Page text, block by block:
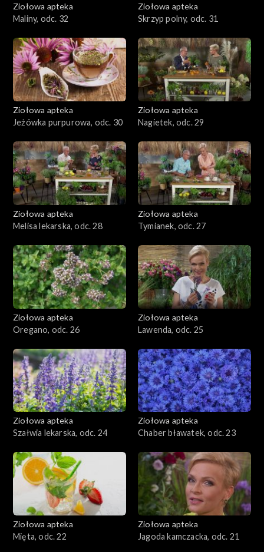
Ziołowa apteka
Maliny, odc. 32
Ziołowa apteka
Skrzyp polny, odc. 31
Ziołowa apteka
Jeżówka purpurowa, odc. 30
Ziołowa apteka
Nagietek, odc. 29
Ziołowa apteka
Melisa lekarska, odc. 28
Ziołowa apteka
Tymianek, odc. 27
Ziołowa apteka
Oregano, odc. 26
Ziołowa apteka
Lawenda, odc. 25
Ziołowa apteka
Szałwia lekarska, odc. 24
Ziołowa apteka
Chaber bławatek, odc. 23
Ziołowa apteka
Mięta, odc. 22
Ziołowa apteka
Jagoda kamczacka, odc. 21